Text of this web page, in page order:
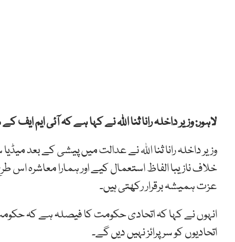
لاہور: وزیر داخلہ رانا ثنا اللہ نے کہا ہے کہ آئی ایم
وزیر داخلہ رانا ثنا اللہ نے عدالت میں پیشی کے بعد
خلاف نازیبا الفاظ استعمال کیے اور ہمارا معاشرہ اس
عزت ہمیشہ برقرار رکھتی ہیں۔
انہوں نے کہا کہ اتحادی حکومت کا فیصلہ ہے کہ
اتحادیوں کو سرپرائز نہیں دیں گے۔